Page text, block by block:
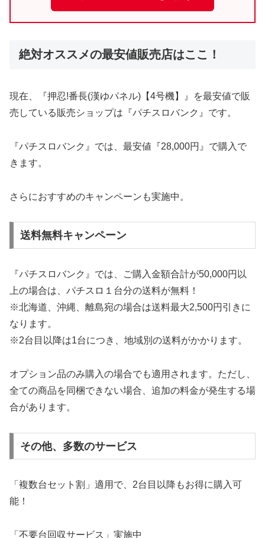
絶対オススメの最安値販売店はここ！
現在、『押忍!番長(漢ゆパネル)【4号機】』を最安値で販
売している販売ショップは『パチスロバンク』です。
『パチスロバンク』では、最安値『28,000円』で購入で
きます。
さらにおすすめのキャンペーンも実施中。
送料無料キャンペーン
『パチスロバンク』では、ご購入金額合計が50,000円以
上の場合は、パチスロ１台分の送料が無料！
※北海道、沖縄、離島宛の場合は送料最大2,500円引きに
なります。
※2台目以降は1台につき、地域別の送料がかかります。
オプション品のみ購入の場合でも適用されます。ただし、
全ての商品を同梱できない場合、追加の料金が発生する場
合があります。
その他、多数のサービス
「複数台セット割」適用で、2台目以降もお得に購入可
能！
「不要台回収サービス」実施中